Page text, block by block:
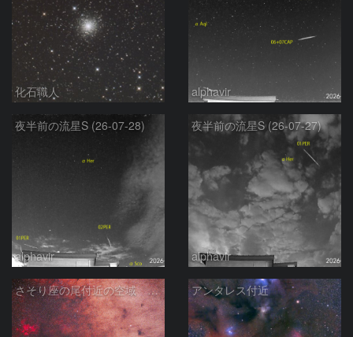
化石職人 alphavir
夜半前の流星S (26-07-28)
alphavir
夜半前の流星S (26-07-27)
alphavir
さそり座の尾付近の空域 260718 アンタレス付近